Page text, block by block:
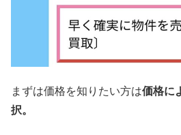
まずは価格を知りたい方は価格に
択。